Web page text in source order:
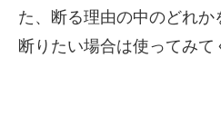
た、断る理由の中のどれか
断りたい場合は使ってみて